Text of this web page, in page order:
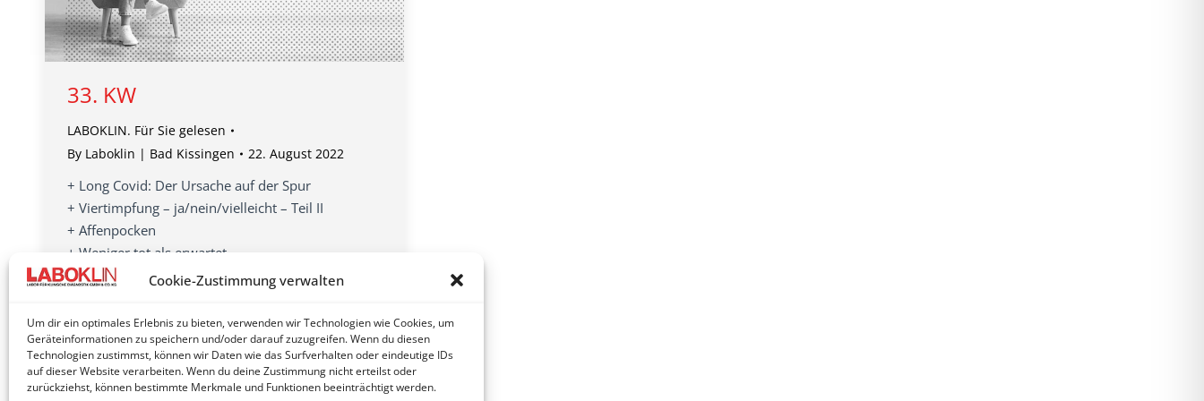
Cookie-Zustimmung verwalten
Um dir ein optimales Erlebnis zu bieten, verwenden wir Technologien wie Cookies, um
Geräteinformationen zu speichern und/oder darauf zuzugreifen. Wenn du diesen
Technologien zustimmst, können wir Daten wie das Surfverhalten oder eindeutige IDs
auf dieser Website verarbeiten. Wenn du deine Zustimmung nicht erteilst oder
zurückziehst, können bestimmte Merkmale und Funktionen beeinträchtigt werden.
33. KW
LABOKLIN. Für Sie gelesen
By Laboklin | Bad Kissingen 22. August 2022
+ Long Covid: Der Ursache auf der Spur
+ Viertimpfung – ja/nein/vielleicht – Teil II
+ Affenpocken
+ Weniger tot als erwartet
+ Antibiotikaverbrauch in der Tiermedizin weiter
+ Da kommt was auf uns zu